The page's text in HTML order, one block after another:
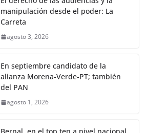
manipulación desde el poder: La
Carreta
agosto 3, 2026
En septiembre candidato de la
alianza Morena-Verde-PT; también
del PAN
agosto 1, 2026